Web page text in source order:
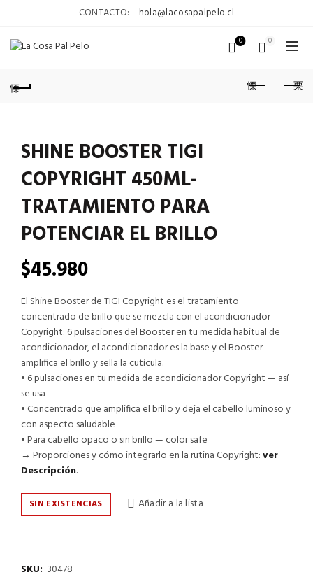
CONTACTO: hola@lacosapalpelo.cl
0 0
SHINE BOOSTER TIGI
COPYRIGHT 450ML-
TRATAMIENTO PARA
POTENCIAR EL BRILLO
$45.980
El Shine Booster de TIGI Copyright es el tratamiento
concentrado de brillo que se mezcla con el acondicionador
Copyright: 6 pulsaciones del Booster en tu medida habitual de
acondicionador, el acondicionador es la base y el Booster
amplifica el brillo y sella la cutícula.
• 6 pulsaciones en tu medida de acondicionador Copyright — así
se usa
• Concentrado que amplifica el brillo y deja el cabello luminoso y
con aspecto saludable
• Para cabello opaco o sin brillo — color safe
→ Proporciones y cómo integrarlo en la rutina Copyright:ver
Descripción.
SIN EXISTENCIAS Añadir a la lista